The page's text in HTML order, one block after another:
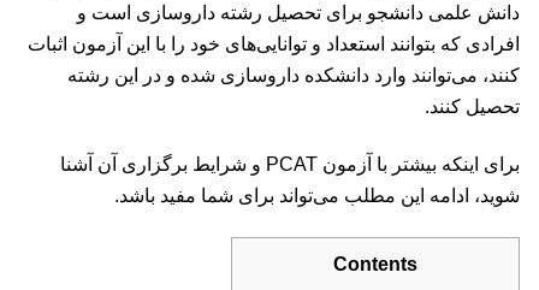
دانش علمی دانشجو برای تحصیل رشته داروسازی است و
افرادی که بتوانند استعداد و توانایی‌های خود را با این آزمون اثبات
کنند، می‌توانند وارد دانشکده داروسازی شده و در این رشته
تحصیل کنند.
برای اینکه بیشتر با آزمون PCAT و شرایط برگزاری آن آشنا
شوید، ادامه این مطلب می‌تواند برای شما مفید باشد.
Contents